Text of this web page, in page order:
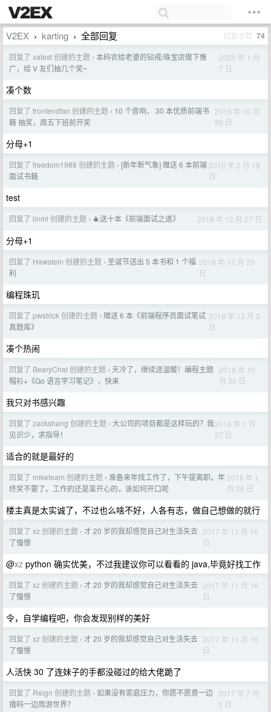
V2EX › karting › 全部回复 回复总数 74
回复了 xatest 创建的主题 › 本码农给老婆的钻戒/珠宝店做下推
广，给 V 友们抽几个奖~
2020 年 1 月
7 日
凑个数
回复了 frontendfan 创建的主题 › 10 个音响， 30 本优质前端书
籍 抽奖，周五下班前开奖
2019 年 10 月
29 日
分母+1
回复了 freedom1988 创建的主题 › [新年新气象] 赠送 6 本前端
面试书籍
2019 年 2 月 18
日
test
回复了 linmi 创建的主题 › 🎄送十本《前端面试之道》 2018 年 12 月 27 日
分母+1
回复了 Hawstein 创建的主题 › 圣诞节送出 5 本书和 1 个福
利
2018 年 12 月 25
日
编程珠玑
回复了 pwstrick 创建的主题 › 赠送 6 本《前端程序员面试笔试
真题库》
2018 年 12 月 3
日
凑个热闹
回复了 BearyChat 创建的主题 › 天冷了，继续送温暖！编程主题
帽衫+《Go 语言学习笔记》，快来
2018 年 10
月 30 日
我只对书感兴趣
回复了 zackshang 创建的主题 › 大公司的项目都是这样玩的？我
见识少，求指导！
2018 年 1 月
27 日
适合的就是最好的
回复了 miketeam 创建的主题 › 准备来年找工作了，下午提离职。年
终奖不要了。工作的还是蛮开心的，该如何开口呢
2018 年 1
月 26 日
楼主真是太实诚了，不过也么啥不好，人各有志，做自己想做的就行
回复了 xz 创建的主题 › 才 20 岁的我却感觉自己对生活失去
了憧憬
2017 年 11 月 16
日
@xz python 确实优美，不过我建议你可以看看的 java,毕竟好找工作
回复了 xz 创建的主题 › 才 20 岁的我却感觉自己对生活失去
了憧憬
2017 年 11 月 16
日
令，自学编程吧，你会发现别样的美好
回复了 xz 创建的主题 › 才 20 岁的我却感觉自己对生活失去
了憧憬
2017 年 11 月 16
日
人活快 30 了连妹子的手都没碰过的给大佬跪了
回复了 Reign 创建的主题 › 如果没有家庭压力，你愿不愿意一边
撸码一边周游世界？
2017 年 7 月
3 日